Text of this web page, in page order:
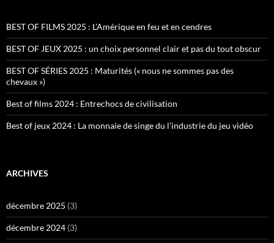
BEST OF FILMS 2025 : L’Amérique en feu et en cendres
BEST OF JEUX 2025 : un choix personnel clair et pas du tout obscur
BEST OF SÉRIES 2025 : Maturités (« nous ne sommes pas des
chevaux »)
Best of films 2024 : Entrechocs de civilisation
Best of jeux 2024 : La monnaie de singe du l’industrie du jeu vidéo
ARCHIVES
décembre 2025 (3)
décembre 2024 (3)